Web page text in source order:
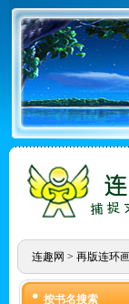
连趣网 > 再版连环
按书名搜索